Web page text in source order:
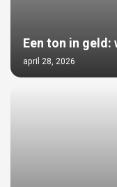
Een ton in
april 28, 2026